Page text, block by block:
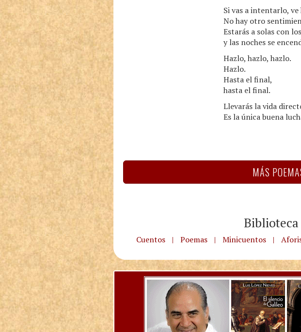
Si vas a intentarlo,
No hay otro
Estarás a solas con
y las noches se
Hazlo, hazlo, hazlo.
Hazlo.
Hasta el final,
hasta el final.
Llevarás la vida
Es la única buena
MÁS
Cuentos | Poemas | Minicuentos |